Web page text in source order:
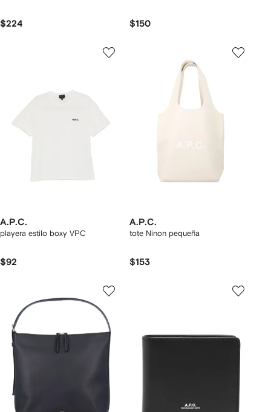
$224 $150
A.P.C.
playera estilo boxy VPC
$92
A.P.C.
tote Ninon pequeña
$153